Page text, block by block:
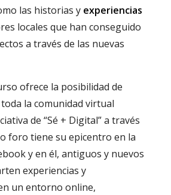
las historias y experiencias
locales que han conseguido
a través de las nuevas
ofrece la posibilidad de
la comunidad virtual
de “Sé + Digital” a través
foro tiene su epicentro en la
y en él, antiguos y nuevos
experiencias y
un entorno online,